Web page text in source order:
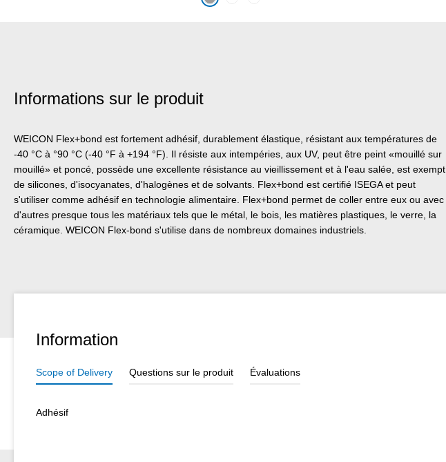
Informations sur le produit
WEICON Flex+bond est fortement adhésif, durablement élastique, résistant aux températures de
-40 °C à °90 °C (-40 °F à +194 °F). Il résiste aux intempéries, aux UV, peut être peint «mouillé sur
mouillé» et poncé, possède une excellente résistance au vieillissement et à l'eau salée, est exempt
de silicones, d'isocyanates, d'halogènes et de solvants. Flex+bond est certifié ISEGA et peut
s'utiliser comme adhésif en technologie alimentaire. Flex+bond permet de coller entre eux ou avec
d'autres presque tous les matériaux tels que le métal, le bois, les matières plastiques, le verre, la
céramique. WEICON Flex-bond s'utilise dans de nombreux domaines industriels.
Information
Scope of Delivery Questions sur le produit Évaluations
Adhésif